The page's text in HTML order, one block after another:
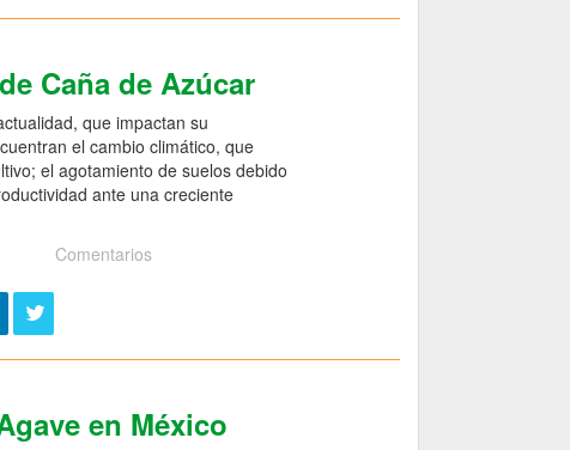
Caña de Azúcar
que impactan su
el cambio climático, que
el agotamiento de suelos debido
ante una creciente
Comentarios
en México